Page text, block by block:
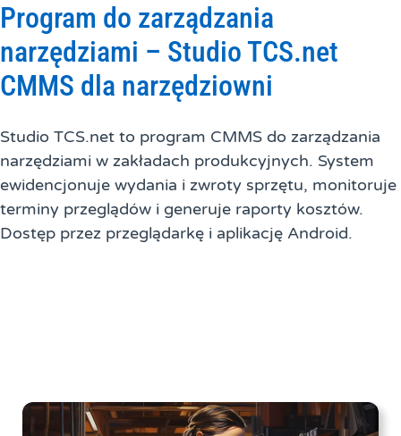
Program do zarządzania
narzędziami – Studio TCS.net
CMMS dla narzędziowni
Studio TCS.net to program CMMS do zarządzania
narzędziami w zakładach produkcyjnych. System
ewidencjonuje wydania i zwroty sprzętu, monitoruje
terminy przeglądów i generuje raporty kosztów.
Dostęp przez przeglądarkę i aplikację Android.